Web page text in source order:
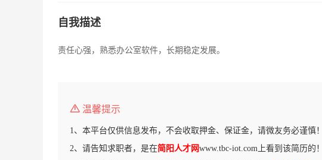
自我描述
责任心强，熟悉办公室软件，长期稳定发展。
温馨提示
1、本平台仅供信息发布，不会收取押金、保证金，请微友务必谨慎！
2、请告知求职者，是在简阳人才网www.tbc-iot.com上看到该简历的！